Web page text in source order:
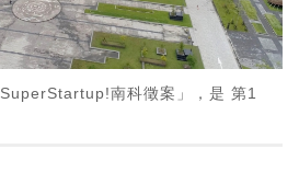
南科徵案」，是 第1